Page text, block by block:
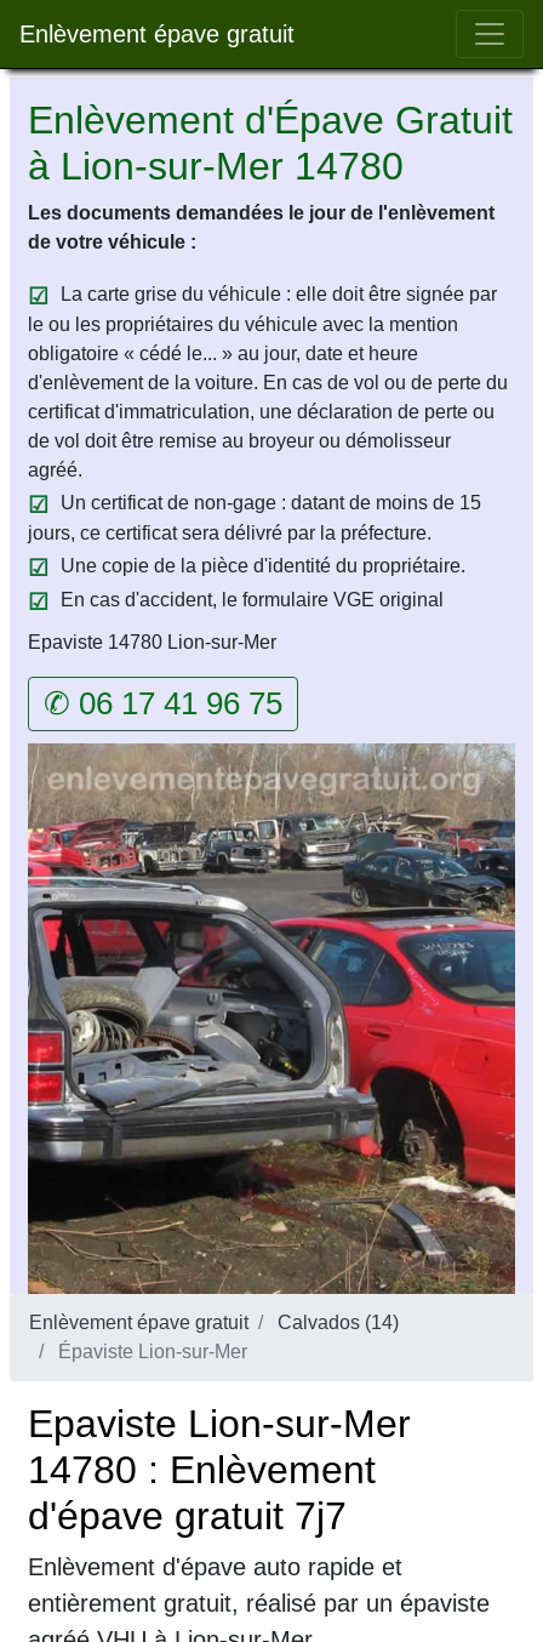
Enlèvement épave gratuit Bar
Enlèvement d'Épave Gratuit
à Lion-sur-Mer 14780
Les documents demandées le jour de l'enlèvement
de votre véhicule :
La carte grise du véhicule : elle doit être signée par
le ou les propriétaires du véhicule avec la mention
obligatoire « cédé le... » au jour, date et heure
d'enlèvement de la voiture. En cas de vol ou de perte du
certificat d'immatriculation, une déclaration de perte ou
de vol doit être remise au broyeur ou démolisseur
agréé.
Un certificat de non-gage : datant de moins de 15
jours, ce certificat sera délivré par la préfecture.
Une copie de la pièce d'identité du propriétaire.
En cas d'accident, le formulaire VGE original
Epaviste 14780 Lion-sur-Mer
✆ 06 17 41 96 75
Enlèvement épave gratuit
Calvados (14)
Épaviste Lion-sur-Mer
Epaviste Lion-sur-Mer
14780 : Enlèvement
d'épave gratuit 7j7
Enlèvement d'épave auto rapide et
entièrement gratuit, réalisé par un épaviste